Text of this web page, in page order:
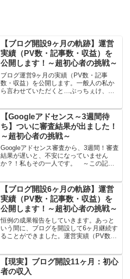
【ブログ開設9ヶ月の軌跡】運営
実績（PV数・記事数・収益）を
公開します！～超初心者の挑戦～
ブログ運営9ヶ月の実績（PV数・記事
数・収益）を公開します。一般人の私か
ら言わせていただくと…ぶっちぇけ、こ
です。それでも見て下さる方、ありがと
うございます。運営報告...
【Googleアドセンス～3週間待
ち】ついに審査結果が出ました！
～超初心者の挑戦～
Googleアドセンス審査から、3週間！審査
結果が遅いと、不安になっていません
か？！私もその一人です。 ～この記事
る人これからGoogleアドセンスを取得し
ようと...
【ブログ開設6ヶ月の軌跡】運営
実績（PV数・記事数・収益）を
公開します！～超初心者の挑戦～
恒例の成果報告をしていきます。あっと
いう間に、ブログを開設して6ヶ月継続す
ることができました。運営実績（PV数・
までも、絶対目標は継続することを軸に
取り組んでいます。今...
【現実】ブログ開設11ヶ月：初心
者の収入